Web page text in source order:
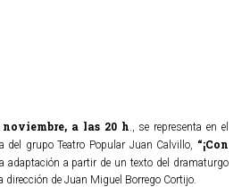
a las 20 h., se representa en el
del grupo Teatro Popular Juan Calvillo, “¡Con
adaptación a partir de un texto del dramaturgo
dirección de Juan Miguel Borrego Cortijo.